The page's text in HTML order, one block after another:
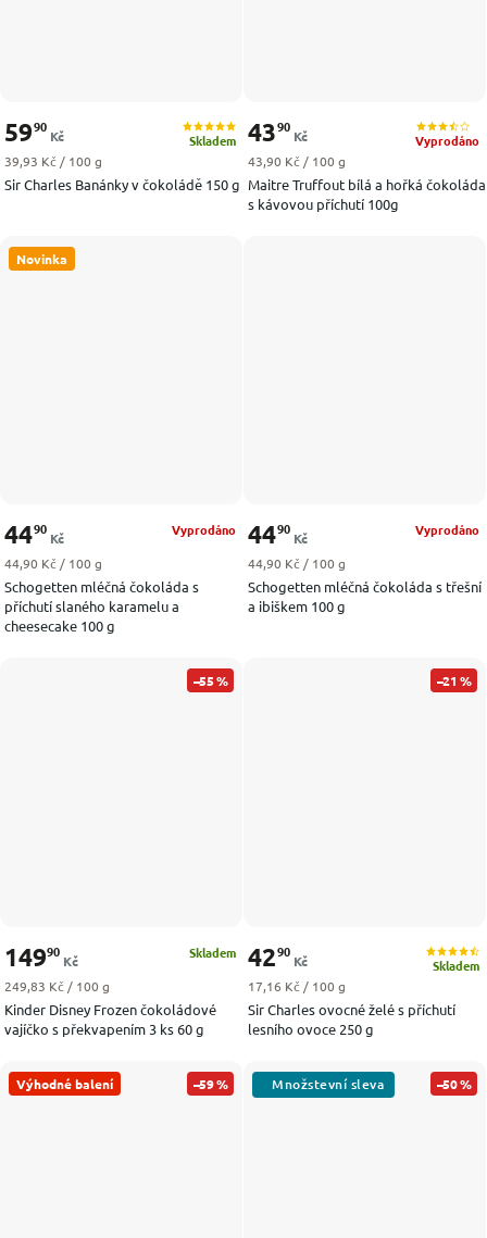
Sir Charles Banánky v čokoládě 150 g
Skladem
5990
Kč
Měrná cena:
39,93 Kč / 100 g
Maitre Truffout bílá a hořká čokoláda
s kávovou příchutí 100g
Vyprodáno
4390
Kč
Měrná cena:
43,90 Kč / 100 g
Novinka
Schogetten mléčná čokoláda s
příchutí slaného karamelu a
cheesecake 100 g
Vyprodáno
4490
Kč
Měrná cena:
44,90 Kč / 100 g
Schogetten mléčná čokoláda s třešní
a ibiškem 100 g
Vyprodáno
4490
Kč
Měrná cena:
44,90 Kč / 100 g
–55 %
Kinder Disney Frozen čokoládové
vajíčko s překvapením 3 ks 60 g
Skladem
14990
Kč
Měrná cena:
249,83 Kč / 100 g
–21 %
Sir Charles ovocné želé s příchutí
lesního ovoce 250 g
Skladem
4290
Kč
Měrná cena:
17,16 Kč / 100 g
Výhodné balení –59 % –50 %